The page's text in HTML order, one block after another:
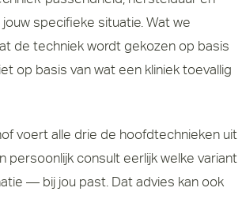
specifieke situatie. Wat we
de techniek wordt gekozen op basis
op basis van wat een kliniek toevallig
voert alle drie de hoofdtechnieken uit
persoonlijk consult eerlijk welke variant
— bij jou past. Dat advies kan ook